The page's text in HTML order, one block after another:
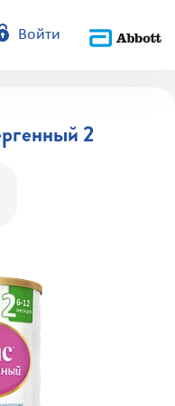
Войти
2